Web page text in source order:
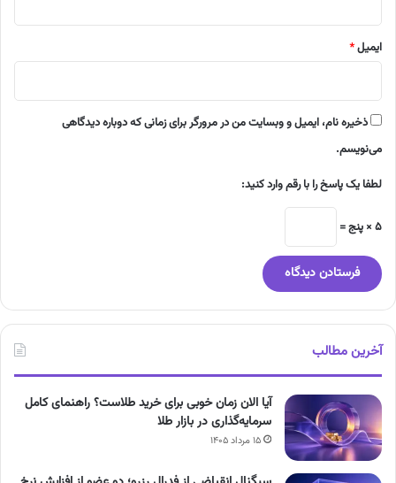
ایمیل*
ذخیره نام، ایمیل و وبسایت من در مرورگر برای زمانی که دوباره دیدگاهی
می‌نویسم.
لطفا یک پاسخ را با رقم وارد کنید:
5 × پنج =
آخرین مطالب
آیا الان زمان خوبی برای خرید طلاست؟ راهنمای کامل
سرمایه‌گذاری در بازار طلا
۱۵ مرداد ۱۴۰۵